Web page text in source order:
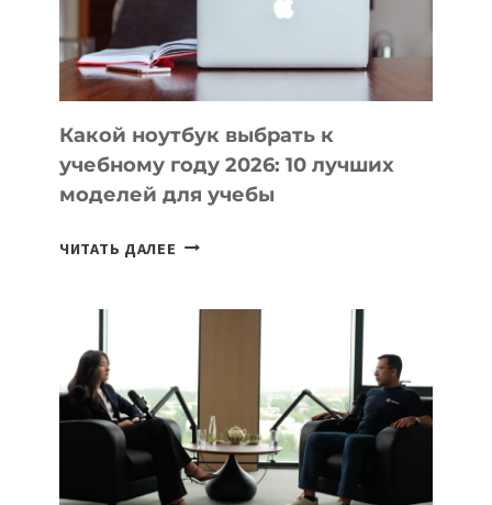
БЕЗ
СЛОЖНОГО
КОДА
Какой ноутбук выбрать к
учебному году 2026: 10 лучших
моделей для учебы
ЧИТАТЬ ДАЛЕЕ КАКОЙ
УЧЕБНОМУ
ГОДУ
2026:
10
ЛУЧШИХ
МОДЕЛЕЙ